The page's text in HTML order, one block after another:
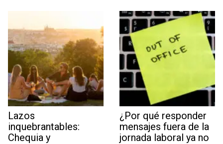
Lazos
inquebrantables:
Chequia y
¿Por qué responder
mensajes fuera de la
jornada laboral ya no